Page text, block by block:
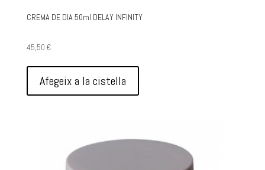
CREMA DE DIA 50ml DELAY INFINITY
45,50 €
Afegeix a la cistella